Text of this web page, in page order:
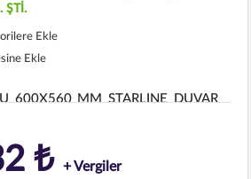
ŞTİ.
Ekle
Ekle
600X560 MM STARLINE DUVAR
₺ + Vergiler